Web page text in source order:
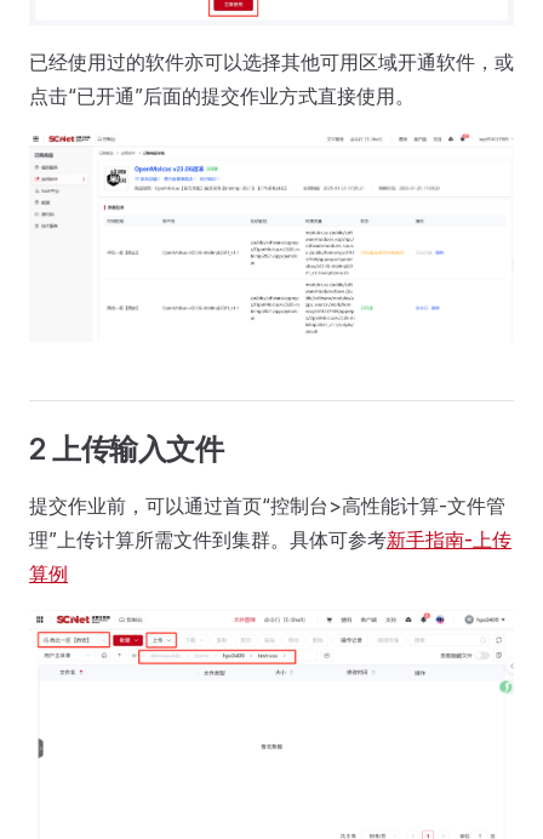
已经使用过的软件亦可以选择其他可用区域开通软件，或
点击“已开通”后面的提交作业方式直接使用。
2 上传输入文件
提交作业前，可以通过首页“控制台>高性能计算-文件管
理”上传计算所需文件到集群。具体可参考新手指南-上传
算例